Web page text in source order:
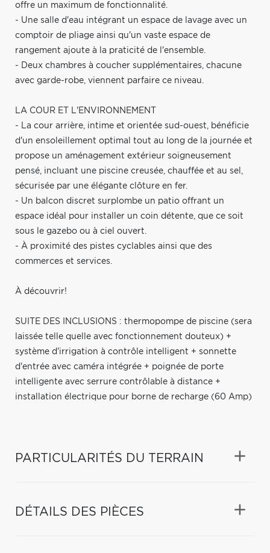
offre un maximum de fonctionnalité.
- Une salle d'eau intégrant un espace de lavage avec un
comptoir de pliage ainsi qu'un vaste espace de
rangement ajoute à la praticité de l'ensemble.
- Deux chambres à coucher supplémentaires, chacune
avec garde-robe, viennent parfaire ce niveau.
LA COUR ET L'ENVIRONNEMENT
- La cour arrière, intime et orientée sud-ouest, bénéficie
d'un ensoleillement optimal tout au long de la journée et
propose un aménagement extérieur soigneusement
pensé, incluant une piscine creusée, chauffée et au sel,
sécurisée par une élégante clôture en fer.
- Un balcon discret surplombe un patio offrant un
espace idéal pour installer un coin détente, que ce soit
sous le gazebo ou à ciel ouvert.
- À proximité des pistes cyclables ainsi que des
commerces et services.
À découvrir!
SUITE DES INCLUSIONS : thermopompe de piscine (sera
laissée telle quelle avec fonctionnement douteux) +
système d'irrigation à contrôle intelligent + sonnette
d'entrée avec caméra intégrée + poignée de porte
intelligente avec serrure contrôlable à distance +
installation électrique pour borne de recharge (60 Amp)
PARTICULARITÉS DU TERRAIN
DÉTAILS DES PIÈCES